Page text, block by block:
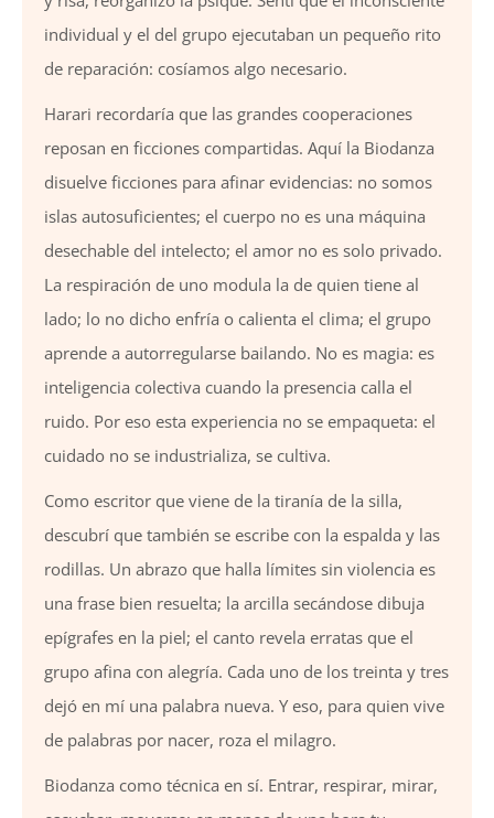
individual y el del grupo ejecutaban un pequeño rito
de reparación: cosíamos algo necesario.
Harari recordaría que las grandes cooperaciones
reposan en ficciones compartidas. Aquí la Biodanza
disuelve ficciones para afinar evidencias: no somos
islas autosuficientes; el cuerpo no es una máquina
desechable del intelecto; el amor no es solo privado.
La respiración de uno modula la de quien tiene al
lado; lo no dicho enfría o calienta el clima; el grupo
aprende a autorregularse bailando. No es magia: es
inteligencia colectiva cuando la presencia calla el
ruido. Por eso esta experiencia no se empaqueta: el
cuidado no se industrializa, se cultiva.
Como escritor que viene de la tiranía de la silla,
descubrí que también se escribe con la espalda y las
rodillas. Un abrazo que halla límites sin violencia es
una frase bien resuelta; la arcilla secándose dibuja
epígrafes en la piel; el canto revela erratas que el
grupo afina con alegría. Cada uno de los treinta y tres
dejó en mí una palabra nueva. Y eso, para quien vive
de palabras por nacer, roza el milagro.
Biodanza como técnica en sí. Entrar, respirar, mirar,